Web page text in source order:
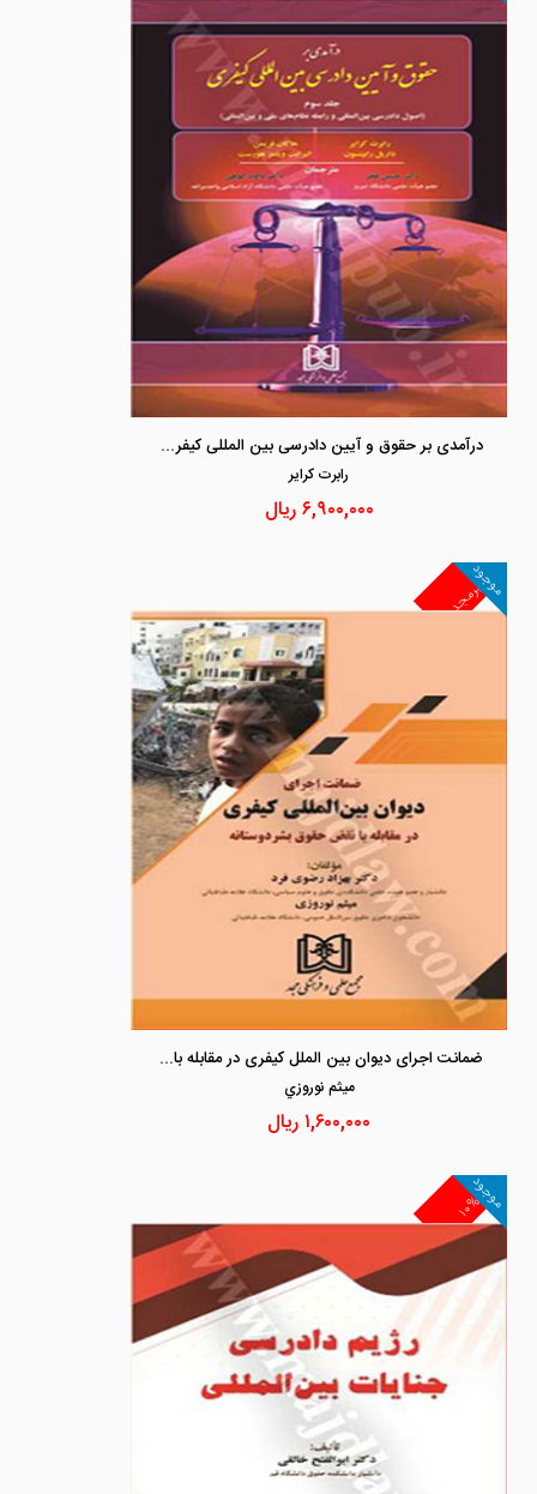
درآمدی بر حقوق و آیین دادرسی بین المللی کیفری جلد 3 «اصول دادرسی بین المللی و رابطه نظام های ملی و بین المللی»
رابرت كراير
۶,۹۰۰,۰۰۰ریال
غیرمجد
موجود
ضمانت اجرای دیوان بین الملل کیفری در مقابله با نقض حقوق بشردوستانه
ميثم نوروزي
۱,۶۰۰,۰۰۰ ریال
۱۰%
موجود